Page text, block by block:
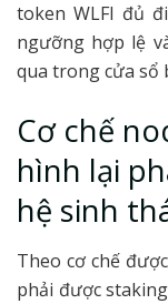
token WLFI đủ
ngưỡng hợp lệ
qua trong cửa sổ
Cơ chế
hình lại
hệ sinh
Theo cơ chế
phải được